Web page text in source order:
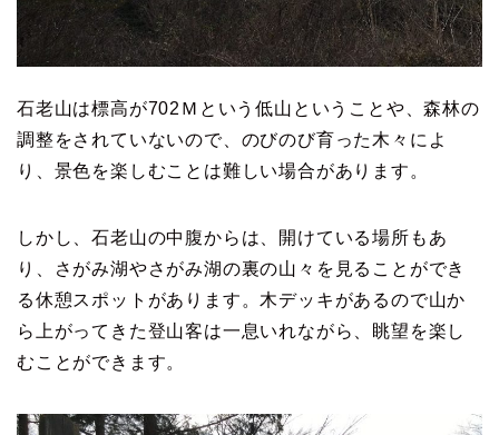
石老山は標高が702Ｍという低山ということや、森林の
調整をされていないので、のびのび育った木々によ
り、景色を楽しむことは難しい場合があります。
しかし、石老山の中腹からは、開けている場所もあ
り、さがみ湖やさがみ湖の裏の山々を見ることができ
る休憩スポットがあります。木デッキがあるので山か
ら上がってきた登山客は一息いれながら、眺望を楽し
むことができます。